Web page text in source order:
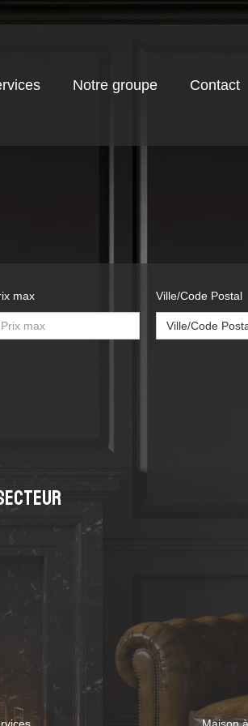
Notre groupe Contact
max Ville/Code Postal
Ville/Code